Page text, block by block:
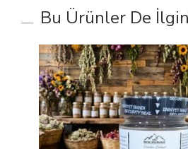
Bu Ürünler De